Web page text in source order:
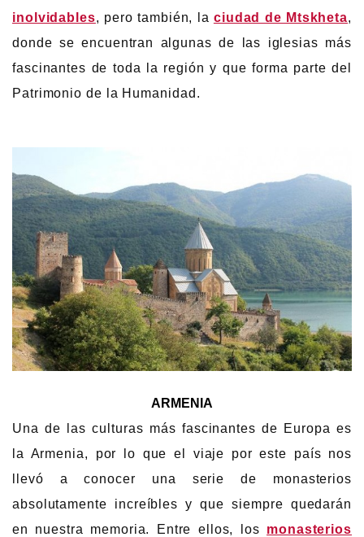
inolvidables, pero también, la ciudad de Mtskheta,
donde se encuentran algunas de las iglesias más
fascinantes de toda la región y que forma parte del
Patrimonio de la Humanidad.
ARMENIA
Una de las culturas más fascinantes de Europa es
la Armenia, por lo que el viaje por este país nos
llevó a conocer una serie de monasterios
absolutamente increíbles y que siempre quedarán
en nuestra memoria. Entre ellos, los monasterios